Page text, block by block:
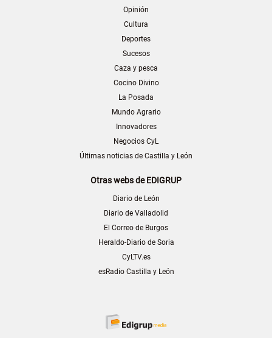
Opinión
Cultura
Deportes
Sucesos
Caza y pesca
Cocino Divino
La Posada
Mundo Agrario
Innovadores
Negocios CyL
Últimas noticias de Castilla y León
Otras webs de EDIGRUP
Diario de León
Diario de Valladolid
El Correo de Burgos
Heraldo-Diario de Soria
CyLTV.es
esRadio Castilla y León